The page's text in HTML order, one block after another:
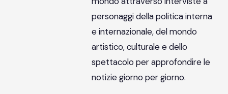
personaggi della politica interna
e internazionale, del mondo
artistico, culturale e dello
spettacolo per approfondire le
notizie giorno per giorno.